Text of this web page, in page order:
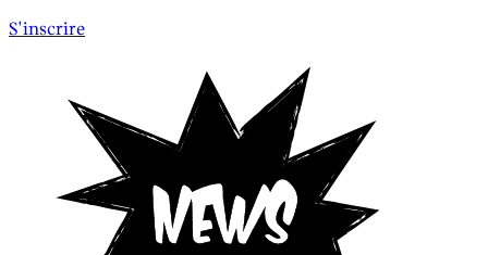
S'inscrire